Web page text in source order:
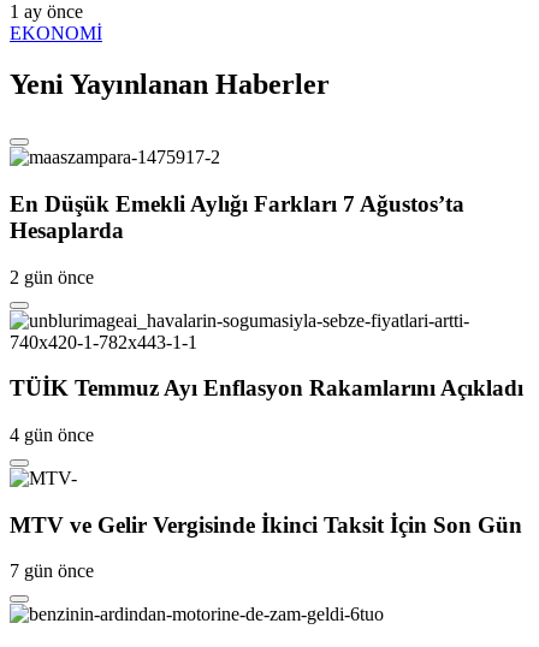
1 ay önce
EKONOMİ
Yeni Yayınlanan Haberler
En Düşük Emekli Aylığı Farkları 7 Ağustos’ta
Hesaplarda
2 gün önce
TÜİK Temmuz Ayı Enflasyon Rakamlarını Açıkladı
4 gün önce
MTV ve Gelir Vergisinde İkinci Taksit İçin Son Gün
7 gün önce